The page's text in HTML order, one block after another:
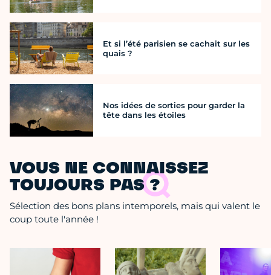
Et si l’été parisien se cachait sur les
quais ?
Nos idées de sorties pour garder la
tête dans les étoiles
VOUS NE CONNAISSEZ
TOUJOURS PAS ?
Sélection des bons plans intemporels, mais qui valent le
coup toute l'année !